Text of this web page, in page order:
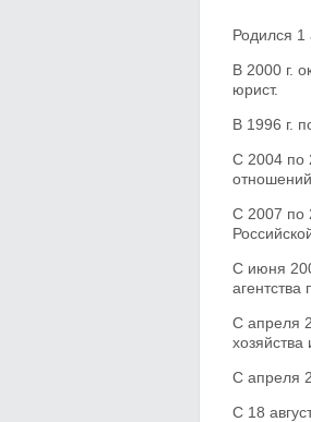
Родился 1
В 2000 г.
юрист.
В 1996 г.
С 2004 по
С 2007 по
С июня
агентства
С апреля
хозяйства
С апреля
С 18